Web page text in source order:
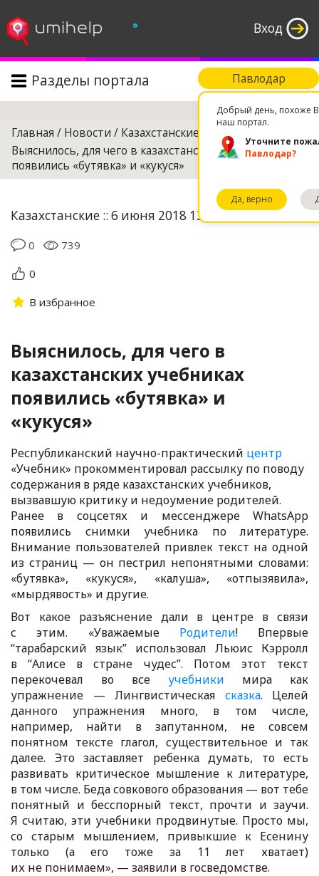
Вход
°
Павлодар
Добрый день, похоже
наш портал.
Уточните
Павлодар?
Да, верно
Разделы портала Поиск
Главная / Новости / Казахстанские
Выяснилось, для чего в казахстанских учебниках
появились «бутявка» и «кукуся»
Казахстанские :: 6 июня 2018 13:39
0
739
0
В избранное
Выяснилось, для чего в
казахстанских учебниках
появились «бутявка» и
«кукуся»
Республиканский научно-практический центр
«Учебник» прокомментировал рассылку по поводу
содержания в ряде казахстанских учебников,
вызвавшую критику и недоумение родителей.
Ранее в соцсетях и мессенджере WhatsApp
появились снимки учебника по литературе.
Внимание пользователей привлек текст на одной
из страниц — он пестрил непонятными словами:
«бутявка», «кукуся», «калуша», «отпызявила»,
«мырдявость» и другие.
Вот какое разъяснение дали в центре в связи
с этим. «Уважаемые Родители! Впервые
“тарабарский язык” использовал Льюис Кэрролл
в “Алисе в стране чудес”. Потом этот текст
перекочевал во все учебники мира как
упражнение — Лингвистическая сказка. Целей
данного упражнения много, в том числе,
например, найти в запутанном, не совсем
понятном тексте глагол, существительное и так
далее. Это заставляет ребенка думать, то есть
развивать критическое мышление к литературе,
в том числе. Беда совкового образования — вот тебе
понятный и бесспорный текст, прочти и заучи.
Я считаю, эти учебники продвинутые. Просто мы,
со старым мышлением, привыкшие к Есенину
только (а его тоже за 11 лет хватает)
их не понимаем», — заявили в госведомстве.